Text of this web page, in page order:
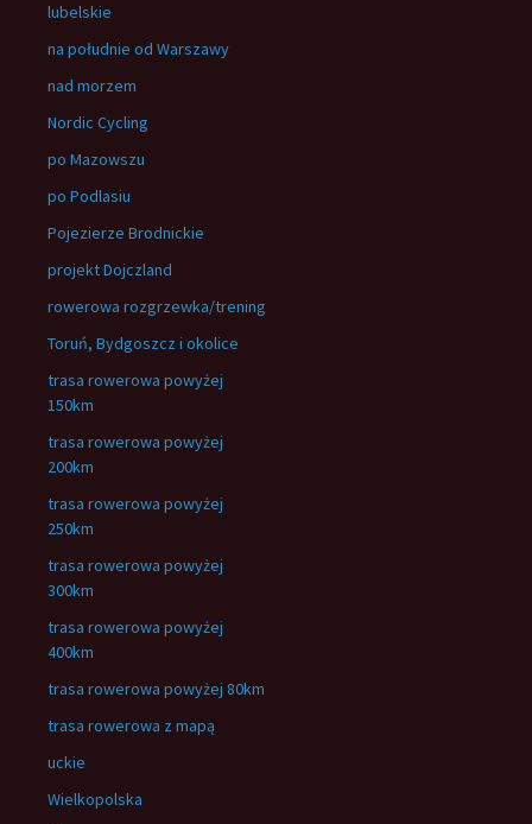
lubelskie
na południe od Warszawy
nad morzem
Nordic Cycling
po Mazowszu
po Podlasiu
Pojezierze Brodnickie
projekt Dojczland
rowerowa rozgrzewka/trening
Toruń, Bydgoszcz i okolice
trasa rowerowa powyżej
150km
trasa rowerowa powyżej
200km
trasa rowerowa powyżej
250km
trasa rowerowa powyżej
300km
trasa rowerowa powyżej
400km
trasa rowerowa powyżej 80km
trasa rowerowa z mapą
uckie
Wielkopolska